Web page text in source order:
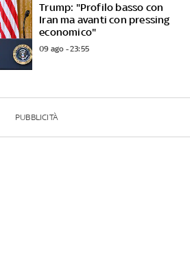
Trump: "Profilo basso con
Iran ma avanti con pressing
economico"
09 ago - 23:55
PUBBLICITÀ